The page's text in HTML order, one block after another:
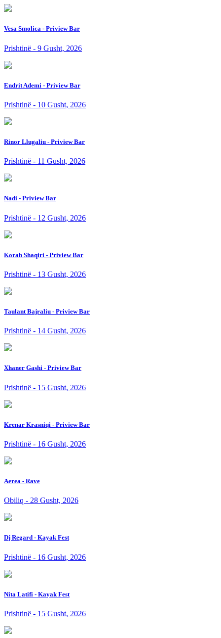
Vesa Smolica - Priview Bar
Prishtinë - 9 Gusht, 2026
Endrit Ademi - Priview Bar
Prishtinë - 10 Gusht, 2026
Rinor Llugaliu - Priview Bar
Prishtinë - 11 Gusht, 2026
Nadi - Priview Bar
Prishtinë - 12 Gusht, 2026
Korab Shaqiri - Priview Bar
Prishtinë - 13 Gusht, 2026
Taulant Bajraliu - Priview Bar
Prishtinë - 14 Gusht, 2026
Xhaner Gashi - Priview Bar
Prishtinë - 15 Gusht, 2026
Krenar Krasniqi - Priview Bar
Prishtinë - 16 Gusht, 2026
Aerea - Rave
Obiliq - 28 Gusht, 2026
Dj Regard - Kayak Fest
Prishtinë - 16 Gusht, 2026
Nita Latifi - Kayak Fest
Prishtinë - 15 Gusht, 2026